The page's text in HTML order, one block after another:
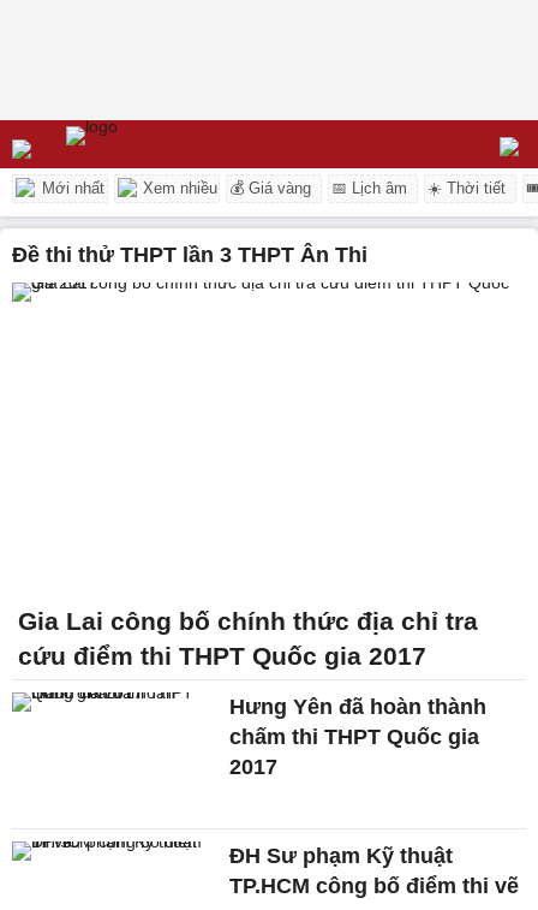
Mới nhất Xem nhiều 💰 Giá vàng 📅 Lịch âm ☀️ Thời tiết
Đề thi thử THPT lần 3 THPT Ân Thi
Gia Lai công bố chính thức địa chỉ tra
cứu điểm thi THPT Quốc gia 2017
Hưng Yên đã hoàn thành
chấm thi THPT Quốc gia
2017
ĐH Sư phạm Kỹ thuật
TP.HCM công bố điểm thi vẽ